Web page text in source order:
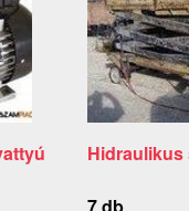
Hidraulikus